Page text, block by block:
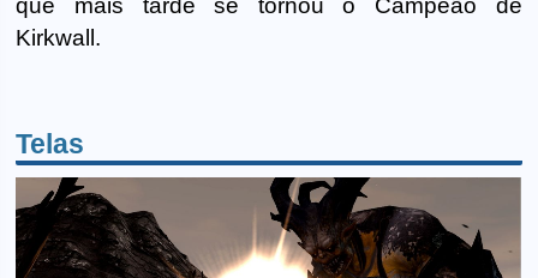
Kirkwall.
Telas